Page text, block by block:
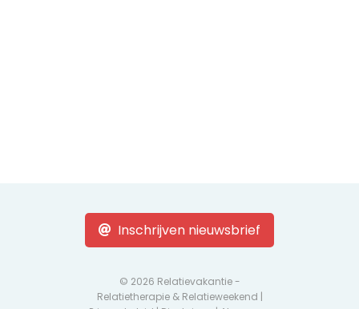
Inschrijven nieuwsbrief
© 2026 Relatievakantie -
Relatietherapie & Relatieweekend |